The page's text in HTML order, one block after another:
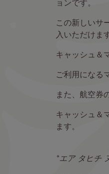
ョンです。
この新しいサ
入いただけま
キャッシュ＆
ご利用になる
また、航空券
キャッシュ＆
ます。
*エア タヒチ